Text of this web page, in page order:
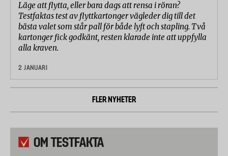
Läge att flytta, eller bara dags att rensa i röran?
Testfaktas test av flyttkartonger vägleder dig till det
bästa valet som står pall för både lyft och stapling. Två
kartonger fick godkänt, resten klarade inte att uppfylla
alla kraven.
2 JANUARI
FLER NYHETER
OM TESTFAKTA